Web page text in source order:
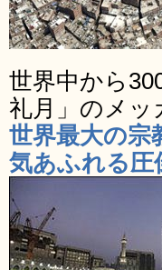
世界中から
礼月」のメッ
世界最大の宗
気あふれる圧